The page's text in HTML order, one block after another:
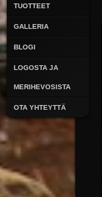
TUOTTEET
GALLERIA
BLOGI
LOGOSTA JA
MERIHEVOSISTA
OTA YHTEYTTÄ